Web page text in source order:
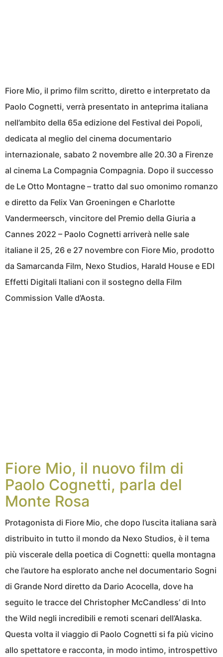
Fiore Mio, il primo film scritto, diretto e interpretato da
Paolo Cognetti, verrà presentato in anteprima italiana
nell’ambito della 65a edizione del Festival dei Popoli,
dedicata al meglio del cinema documentario
internazionale, sabato 2 novembre alle 20.30 a Firenze
al cinema La Compagnia Compagnia. Dopo il successo
de Le Otto Montagne – tratto dal suo omonimo romanzo
e diretto da Felix Van Groeningen e Charlotte
Vandermeersch, vincitore del Premio della Giuria a
Cannes 2022 – Paolo Cognetti arriverà nelle sale
italiane il 25, 26 e 27 novembre con Fiore Mio, prodotto
da Samarcanda Film, Nexo Studios, Harald House e EDI
Effetti Digitali Italiani con il sostegno della Film
Commission Valle d’Aosta.
Fiore Mio, il nuovo film di
Paolo Cognetti, parla del
Monte Rosa
Protagonista di Fiore Mio, che dopo l’uscita italiana sarà
distribuito in tutto il mondo da Nexo Studios, è il tema
più viscerale della poetica di Cognetti: quella montagna
che l’autore ha esplorato anche nel documentario Sogni
di Grande Nord diretto da Dario Acocella, dove ha
seguito le tracce del Christopher McCandless’ di Into
the Wild negli incredibili e remoti scenari dell’Alaska.
Questa volta il viaggio di Paolo Cognetti si fa più vicino
allo spettatore e racconta, in modo intimo, introspettivo